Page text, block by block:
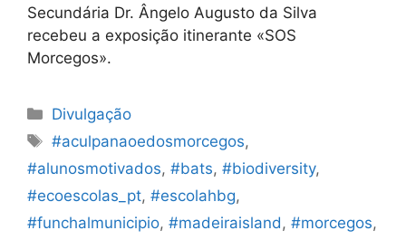
Secundária Dr. Ângelo Augusto da Silva
recebeu a exposição itinerante «SOS
Morcegos».
Categorias
Divulgação
Etiquetas
#aculpanaoedosmorcegos,
#alunosmotivados, #bats, #biodiversity,
#ecoescolas_pt, #escolahbg,
#funchalmunicipio, #madeiraisland, #morcegos,